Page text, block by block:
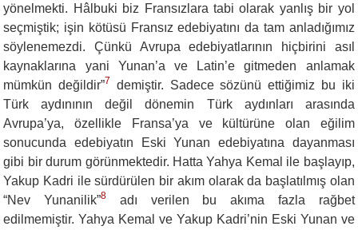
yönelmekti. Hâlbuki biz Fransızlara tabi olarak yanlış bir yol
seçmiştik; işin kötüsü Fransız edebiyatını da tam anladığımız
söylenemezdi. Çünkü Avrupa edebiyatlarının hiçbirini asıl
kaynaklarına yani Yunan’a ve Latin’e gitmeden anlamak
mümkün değildir”7
demiştir. Sadece sözünü ettiğimiz bu iki
Türk aydınının değil dönemin Türk aydınları arasında
Avrupa’ya, özellikle Fransa’ya ve kültürüne olan eğilim
sonucunda edebiyatın Eski Yunan edebiyatına dayanması
gibi bir durum görünmektedir. Hatta Yahya Kemal ile başlayıp,
Yakup Kadri ile sürdürülen bir akım olarak da başlatılmış olan
“Nev Yunanilik”8
adı verilen bu akıma fazla rağbet
edilmemiştir. Yahya Kemal ve Yakup Kadri’nin Eski Yunan ve